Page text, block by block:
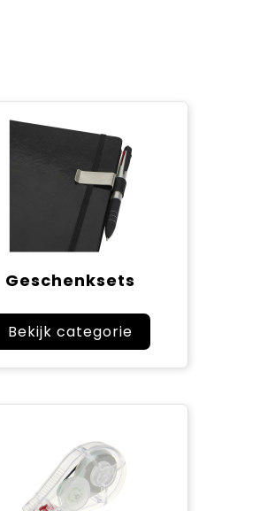
Geschenksets
Bekijk categorie